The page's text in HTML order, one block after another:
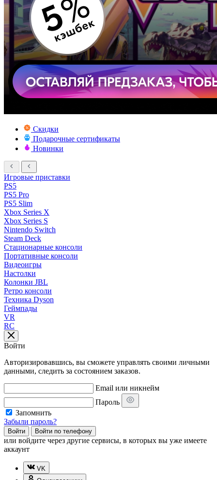
Скидки
Подарочные сертификаты
Новинки
Игровые приставки
PS5
PS5 Pro
PS5 Slim
Xbox Series X
Xbox Series S
Nintendo Switch
Steam Deck
Стационарные консоли
Портативные консоли
Видеоигры
Настолки
Колонки JBL
Ретро консоли
Техника Dyson
Геймпады
VR
RC
Войти
Авторизировавшись, вы сможете управлять своими личными
данными, следить за состоянием заказов.
Email или никнейм
Пароль
Запомнить
Забыли пароль?
Войти Войти по телефону
или войдите через другие сервисы, в которых вы уже имеете
аккаунт
VK